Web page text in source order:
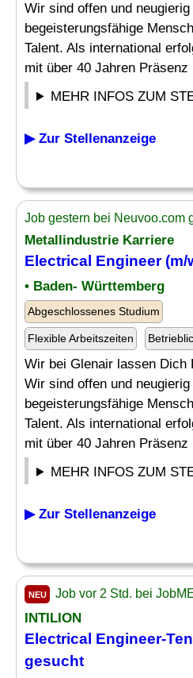
Wir sind offen und neugierig
begeisterungsfähige
Talent. Als international
mit über 40 Jahren Präsenz
MEHR INFOS ZUM
▶ Zur Stellenanzeige
Job gestern bei Neuvoo.com
Metallindustrie Karriere
Electrical Engineer(m/
• Baden- Württemberg
Abgeschlossenes Studium
Flexible Arbeitszeiten
Wir bei Glenair lassen Dich
Wir sind offen und neugierig
begeisterungsfähige
Talent. Als international
mit über 40 Jahren Präsenz
MEHR INFOS ZUM
▶ Zur Stellenanzeige
NEU Job vor 2 Std. bei
INTILION
Electrical Engineer-
gesucht